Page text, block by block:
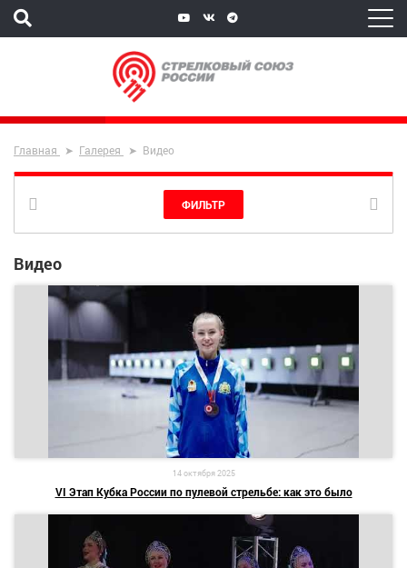
Главная Галерея Видео
ФИЛЬТР
Видео
14 октября 2025
VI Этап Кубка России по пулевой стрельбе: как это было